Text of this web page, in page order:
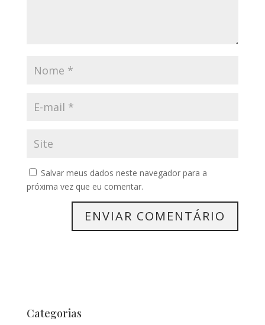
Salvar meus dados neste navegador para a
próxima vez que eu comentar.
Categorias